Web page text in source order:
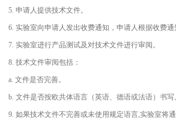
5. 申请人提供技术文件。
6. 实验室向申请人发出收费通知，申请人根据收费通
7. 实验室进行产品测试及对技术文件进行审阅。
8. 技术文件审阅包括：
a. 文件是否完善。
b. 文件是否按欧共体语言（英语、德语或法语）书写
9. 如果技术文件不完善或未使用规定语言,实验室将通